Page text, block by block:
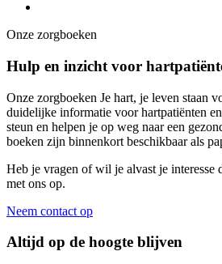
Onze zorgboeken
Hulp en inzicht voor
Onze zorgboeken Je hart, je leven staan
duidelijke informatie voor hartpatiënten
steun en helpen je op weg naar een
boeken zijn binnenkort beschikbaar als
Heb je vragen of wil je alvast je interesse
met ons op.
Neem contact op
Altijd op de hoogte blijven